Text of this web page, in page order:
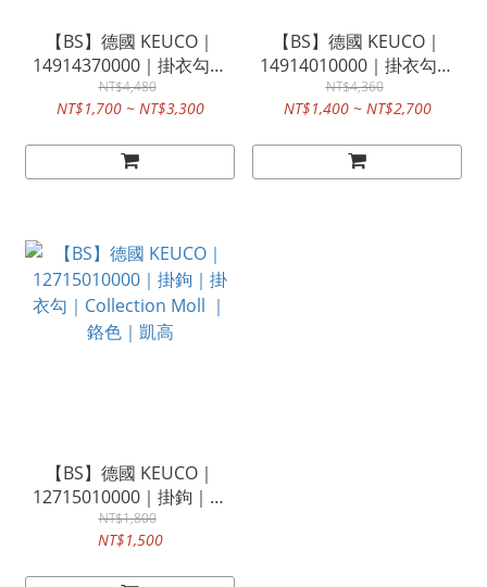
【BS】德國 KEUCO｜
14914370000｜掛衣勾｜
Plan｜霧黑色
NT$4,480
NT$1,700 ~ NT$3,300
【BS】德國 KEUCO｜
14914010000｜掛衣勾｜
Plan｜鉻色｜凱高
NT$4,360
NT$1,400 ~ NT$2,700
【BS】德國 KEUCO｜
12715010000｜掛鉤｜掛
衣勾｜Collection Moll ｜
鉻色｜凱高
NT$1,800
NT$1,500